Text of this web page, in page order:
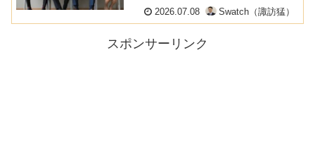
2026.07.08 Swatch（諏訪猛）
スポンサーリンク